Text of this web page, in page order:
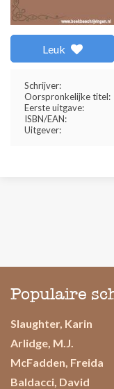
Leuk
Schrijver:
Oorspronkelijke titel:
Eerste uitgave:
ISBN/EAN:
Uitgever:
Populaire
Slaughter, Karin
Arlidge, M.J.
McFadden, Freida
Baldacci, David